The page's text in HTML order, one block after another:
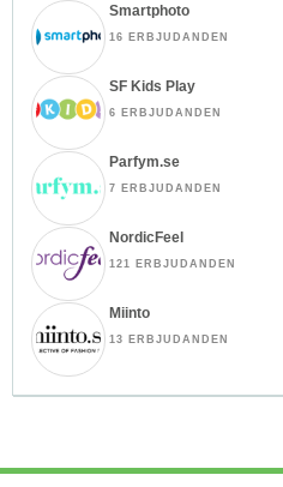
Smartphoto
16 ERBJUDANDEN
SF Kids Play
6 ERBJUDANDEN
Parfym.se
7 ERBJUDANDEN
NordicFeel
121 ERBJUDANDEN
Miinto
13 ERBJUDANDEN